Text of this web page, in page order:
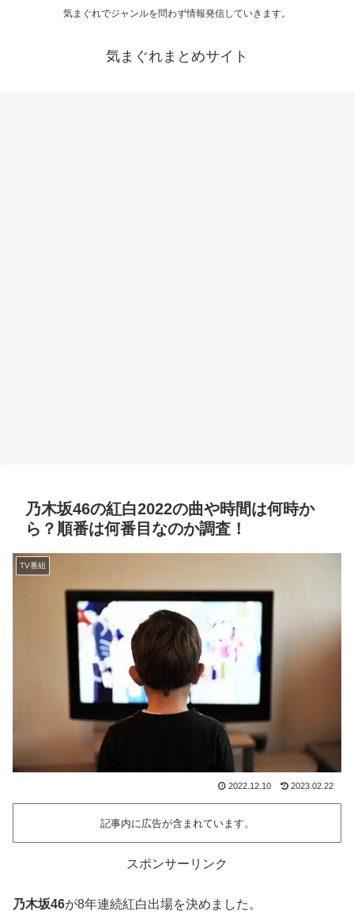
気まぐれでジャンルを問わず情報発信していきます。
気まぐれまとめサイト
乃木坂46の紅白2022の曲や時間は何時か
ら？順番は何番目なのか調査！
TV番組
2022.12.10 2023.02.22
記事内に広告が含まれています。
スポンサーリンク
乃木坂46が8年連続紅白出場を決めました。